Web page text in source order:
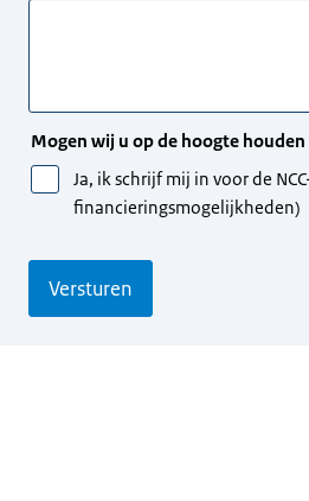
Mogen wij u op de hoogte
Ja, ik schrijf mij in voor de
financieringsmogelijkheden)